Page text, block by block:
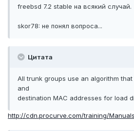
freebsd 7.2 stable на всякий случай.
skor78: не понял вопроса...
Цитата
All trunk groups use an algorithm
and
destination MAC addresses for load
http://cdn.procurve.com/training/